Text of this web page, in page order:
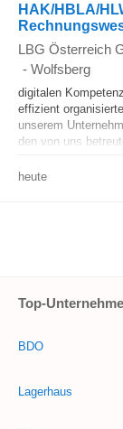
HAK/HBLA/
LBG Österreich
- Wolfsberg
digitalen
effizient
unserem
den von uns
heute
Top-
BDO
Lagerhaus